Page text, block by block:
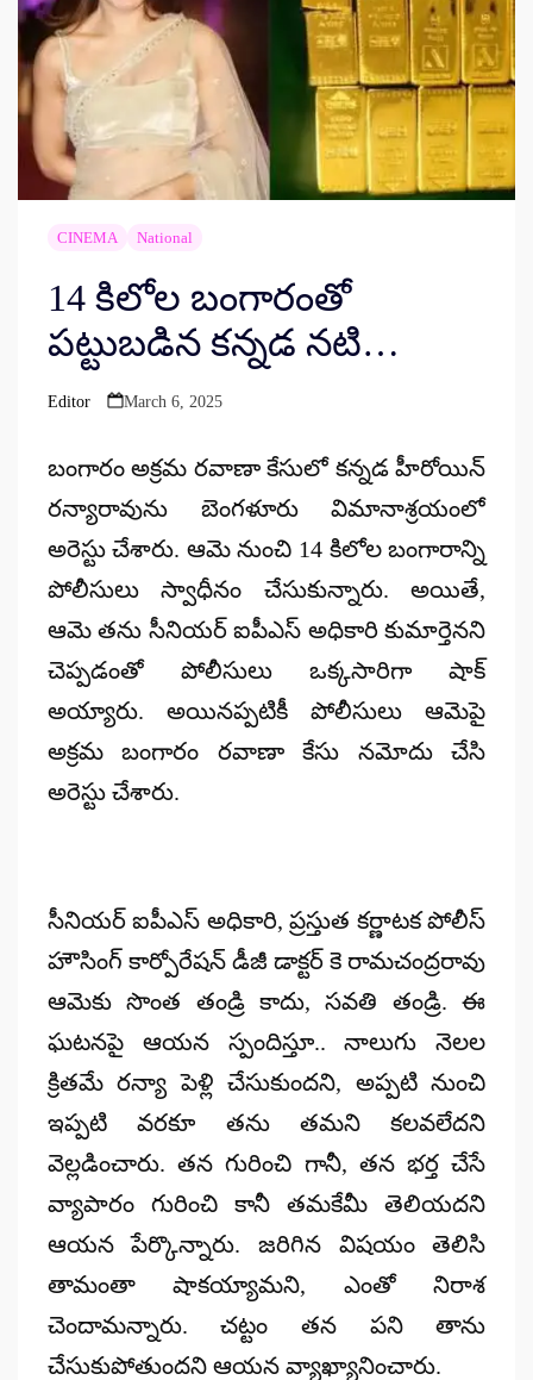
CINEMA National
14 కిలోల బంగారంతో
పట్టుబడిన కన్నడ నటి…
Posted
Editor March 6, 2025
బంగారం అక్రమ రవాణా కేసులో కన్నడ హీరోయిన్
రన్యారావును బెంగళూరు విమానాశ్రయంలో
అరెస్టు చేశారు. ఆమె నుంచి 14 కిలోల బంగారాన్ని
పోలీసులు స్వాధీనం చేసుకున్నారు. అయితే,
ఆమె తను సీనియర్ ఐపీఎస్ అధికారి కుమార్తెనని
చెప్పడంతో పోలీసులు ఒక్కసారిగా షాక్
అయ్యారు. అయినప్పటికీ పోలీసులు ఆమెపై
అక్రమ బంగారం రవాణా కేసు నమోదు చేసి
అరెస్టు చేశారు.
సీనియర్ ఐపీఎస్ అధికారి, ప్రస్తుత కర్ణాటక పోలీస్
హౌసింగ్ కార్పోరేషన్ డీజీ డాక్టర్ కె రామచంద్రరావు
ఆమెకు సొంత తండ్రి కాదు, సవతి తండ్రి. ఈ
ఘటనపై ఆయన స్పందిస్తూ.. నాలుగు నెలల
క్రితమే రన్యా పెళ్లి చేసుకుందని, అప్పటి నుంచి
ఇప్పటి వరకూ తను తమని కలవలేదని
వెల్లడించారు. తన గురించి గానీ, తన భర్త చేసే
వ్యాపారం గురించి కానీ తమకేమీ తెలియదని
ఆయన పేర్కొన్నారు. జరిగిన విషయం తెలిసి
తామంతా షాకయ్యామని, ఎంతో నిరాశ
చెందామన్నారు. చట్టం తన పని తాను
చేసుకుపోతుందని ఆయన వ్యాఖ్యానించారు.